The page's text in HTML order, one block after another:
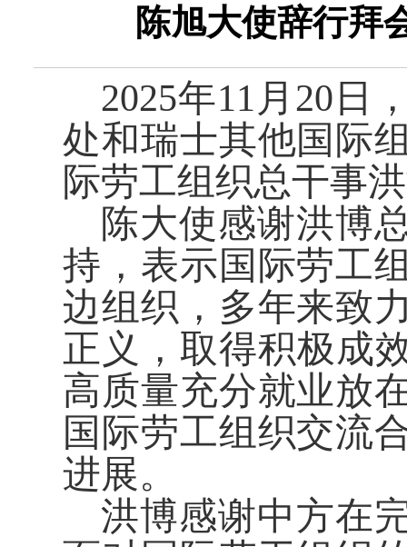
陈旭大使辞行拜
2025年11月20日
处和瑞士其他国际
际劳工组织总干事
陈大使感谢洪博
持，表示国际劳工
边组织，多年来致
正义，取得积极成
高质量充分就业放
国际劳工组织交流
进展。
洪博感谢中方在